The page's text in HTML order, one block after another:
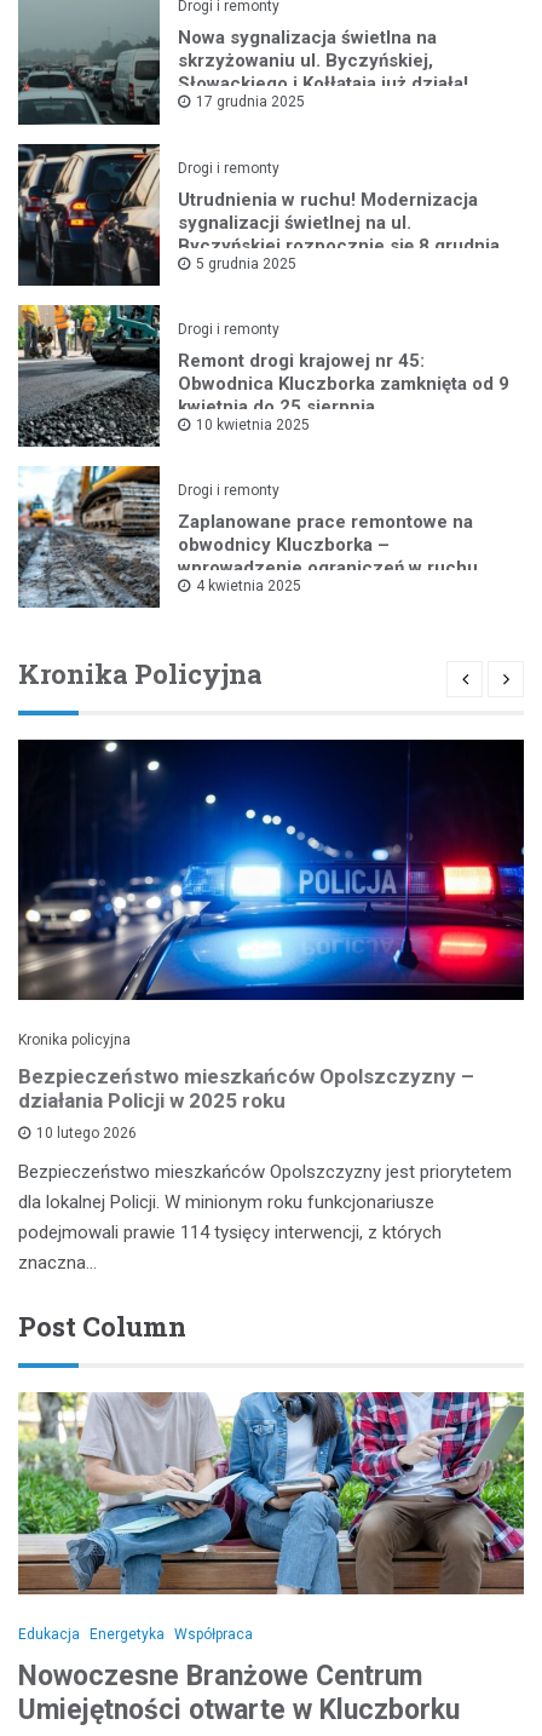
Drogi i remonty
Nowa sygnalizacja świetlna na
skrzyżowaniu ul. Byczyńskiej,
Słowackiego i Kołłątaja już działa!
17 grudnia 2025
Drogi i remonty
Utrudnienia w ruchu! Modernizacja
sygnalizacji świetlnej na ul.
Byczyńskiej rozpocznie się 8 grudnia
5 grudnia 2025
Drogi i remonty
Remont drogi krajowej nr 45:
Obwodnica Kluczborka zamknięta od 9
kwietnia do 25 sierpnia
10 kwietnia 2025
Drogi i remonty
Zaplanowane prace remontowe na
obwodnicy Kluczborka –
wprowadzenie ograniczeń w ruchu
drogowym
4 kwietnia 2025
Kronika Policyjna
Kronika policyjna
Bezpieczeństwo mieszkańców Opolszczyzny –
działania Policji w 2025 roku
10 lutego 2026
Bezpieczeństwo mieszkańców Opolszczyzny jest priorytetem
dla lokalnej Policji. W minionym roku funkcjonariusze
podejmowali prawie 114 tysięcy interwencji, z których
znaczna…
Post Column
Edukacja Energetyka Współpraca
Nowoczesne Branżowe Centrum
Umiejętności otwarte w Kluczborku